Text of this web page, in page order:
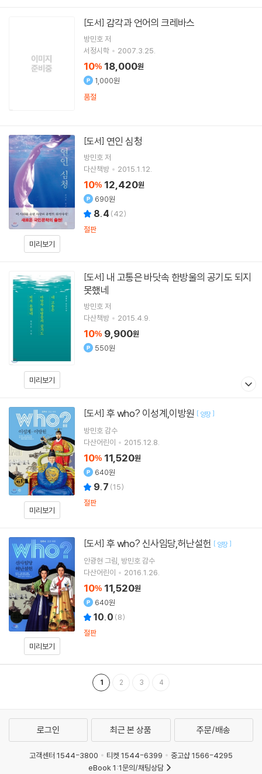
[도서] 감각과 언어의 크레바스
방민호저
서정시학
2007.3.25.
10% 18,000원
1,000원
품절
미리보기
[도서] 연인 심청
방민호저
다산책방
2015.1.12.
10% 12,420원
690원
8.4 (42)
절판
미리보기
[도서]
못했네
방민호저
다산책방
2015.4.9.
10% 9,900원
550원
미리보기
[도서] 후 who? 이성계,이방원 [ 양장]
방민호감수
다산어린이
2015.12.8.
10% 11,520원
640원
9.7 (15)
절판
미리보기
[도서] 후 who? 신사임당,허난설헌 [ 양장]
안광현 그림 방민호감수
다산어린이
2016.1.26.
10% 11,520원
640원
10.0 (8)
절판
1 2 3 4
로그인 최근 본 상품 주문/배송
고객센터 1544-3800 티켓 1544-6399
중고샵 1566-4295
eBook 1:1문의/채팅상담